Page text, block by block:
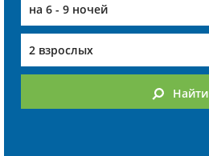
на 6 - 9 ночей
2 взрослых
Найти